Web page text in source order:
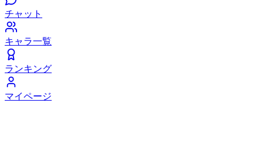
チャット
キャラ一覧
ランキング
マイページ